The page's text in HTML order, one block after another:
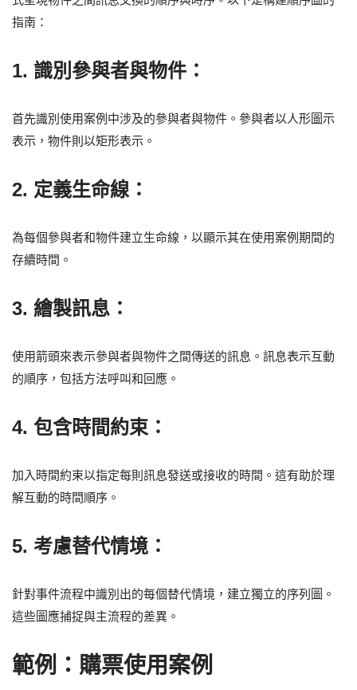
指南：
1. 識別參與者與物件：
首先識別使用案例中涉及的參與者與物件。參與者以人形圖示
表示，物件則以矩形表示。
2. 定義生命線：
為每個參與者和物件建立生命線，以顯示其在使用案例期間的
存續時間。
3. 繪製訊息：
使用箭頭來表示參與者與物件之間傳送的訊息。訊息表示互動
的順序，包括方法呼叫和回應。
4. 包含時間約束：
加入時間約束以指定每則訊息發送或接收的時間。這有助於理
解互動的時間順序。
5. 考慮替代情境：
針對事件流程中識別出的每個替代情境，建立獨立的序列圖。
這些圖應捕捉與主流程的差異。
範例：購票使用案例